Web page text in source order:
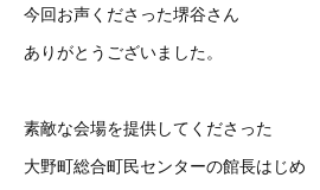
今回お声くださった堺谷さん
ありがとうございました。
素敵な会場を提供してくださった
大野町総合町民センターの館長はじめ